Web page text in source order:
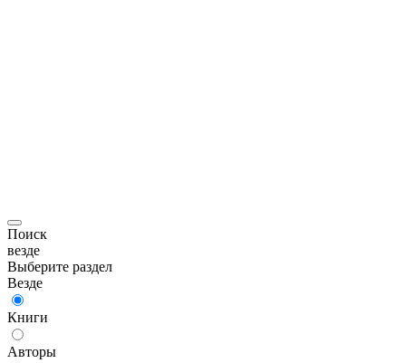
Поиск
везде
Выберите раздел
Везде
Книги
Авторы